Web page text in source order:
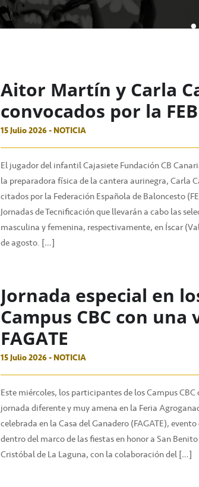
Aitor Martín y Carla
convocados por la FEB
15 Julio 2026 - NOTICIA
El jugador del infantil Cajasiete Fundación CB
la preparadora física de la cantera aurinegra, Carla
citados por la Federación Española de Baloncesto
Jornadas de Tecnificación que llevarán a cabo las
masculina y femenina, respectivamente, en Íscar
de agosto. […]
Jornada especial en
Campus CBC con una
FAGATE
15 Julio 2026 - NOTICIA
Este miércoles, los participantes de los Campus
jornada diferente y muy amena en la Feria
celebrada en la Casa del Ganadero (FAGATE),
dentro del marco de las fiestas en honor a San
Cristóbal de La Laguna, con la colaboración del […]